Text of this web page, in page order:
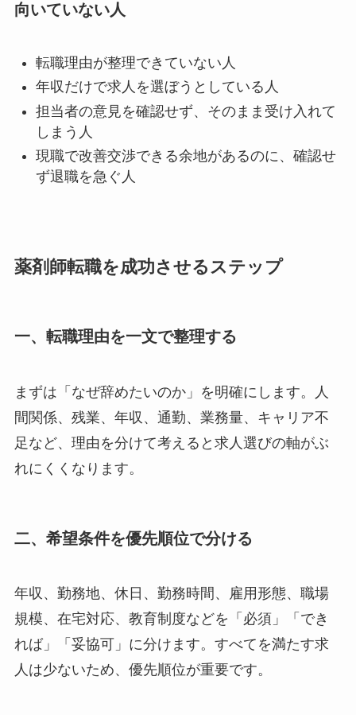
向いていない人
転職理由が整理できていない人
年収だけで求人を選ぼうとしている人
担当者の意見を確認せず、そのまま受け入れて
しまう人
現職で改善交渉できる余地があるのに、確認せ
ず退職を急ぐ人
薬剤師転職を成功させるステップ
一、転職理由を一文で整理する
まずは「なぜ辞めたいのか」を明確にします。人
間関係、残業、年収、通勤、業務量、キャリア不
足など、理由を分けて考えると求人選びの軸がぶ
れにくくなります。
二、希望条件を優先順位で分ける
年収、勤務地、休日、勤務時間、雇用形態、職場
規模、在宅対応、教育制度などを「必須」「でき
れば」「妥協可」に分けます。すべてを満たす求
人は少ないため、優先順位が重要です。